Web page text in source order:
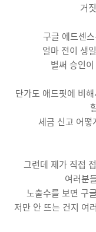
거
구글 에드센
얼마 전이 생
벌써 승인
단가도 애드핏에 비
세금 신고 어떻
그런데 제가 직접
여러분
노출수를 보면 구
저만 안 뜨는 건지 여